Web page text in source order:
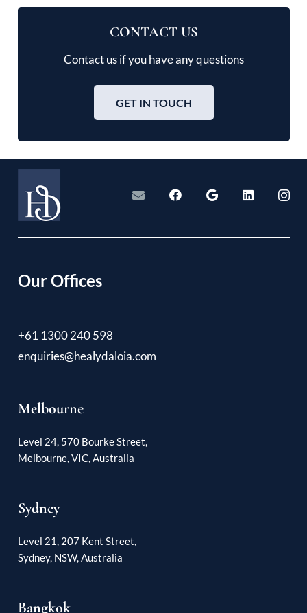
CONTACT US
Contact us if you have any questions
GET IN TOUCH
Our Offices
+61 1300 240 598
enquiries@healydaloia.com
Melbourne
Level 24, 570 Bourke Street,
Melbourne, VIC, Australia
Sydney
Level 21, 207 Kent Street,
Sydney, NSW, Australia
Bangkok